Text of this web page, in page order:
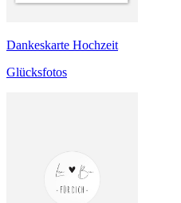
Dankeskarte Hochzeit
Glücksfotos